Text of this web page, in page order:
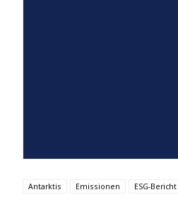
Antarktis Emissionen ESG-Bericht